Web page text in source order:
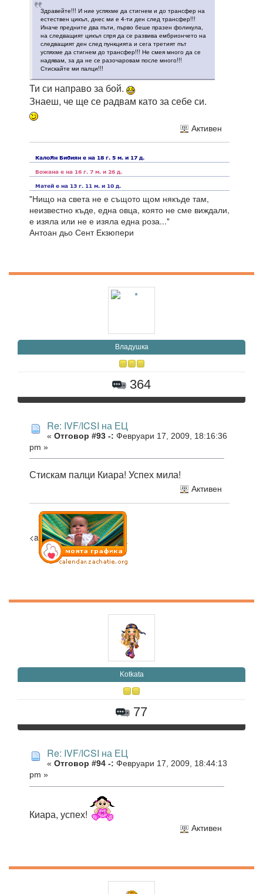
Здравейте!!! И ние успяхме да стигнем и до трансфер на
естествен цикъл, днес ми е 4-ти ден след трансфер!!!
Иначе предните два пъти, първо беше празен фоликула,
на следващият цикъл спря да се развива ембриончето на
следващият ден след пункцията и сега третият път
успяхме да стигнем до трансфер!!! Не смея много да се
надявам, за да не се разочаровам после много!!!
Стискайте ми палци!!!
Ти си направо за бой.
Знаеш, че ще се радвам като за себе си.
Активен
"Нищо на света не е същото щом някъде там,
неизвестно къде, една овца, която не сме виждали,
е изяла или не е изяла една роза..."
Антоан дьо Сент Екзюпери
Владушка
364
Re: IVF/ICSI на ЕЦ
« Отговор #93 -: Февруари 17, 2009, 18:16:36
pm »
Стискам палци Киара! Успех мила!
Активен
<a
Kotkata
77
Re: IVF/ICSI на ЕЦ
« Отговор #94 -: Февруари 17, 2009, 18:44:13
pm »
Киара, успех!
Активен